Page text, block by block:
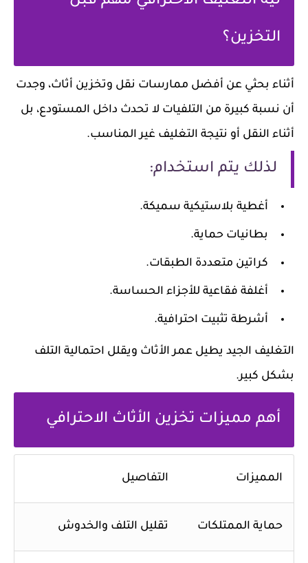
التخزين؟
أثناء بحثي عن أفضل ممارسات نقل وتخزين أثاث، وجدت
أن نسبة كبيرة من التلفيات لا تحدث داخل المستودع، بل
أثناء النقل أو نتيجة التغليف غير المناسب.
لذلك يتم استخدام:
أغطية بلاستيكية سميكة.
بطانيات حماية.
كراتين متعددة الطبقات.
أغلفة فقاعية للأجزاء الحساسة.
أشرطة تثبيت احترافية.
التغليف الجيد يطيل عمر الأثاث ويقلل احتمالية التلف
بشكل كبير.
أهم مميزات تخزين الأثاث الاحترافي
المميزات التفاصيل
حماية الممتلكات تقليل التلف والخدوش